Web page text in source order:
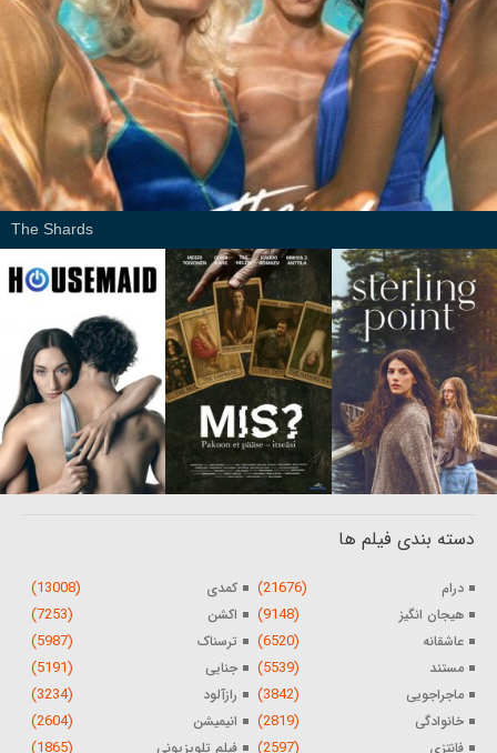
The Shards
دسته بندی فیلم ها
درام (21676) کمدی (13008)
هیجان انگیز (9148) اکشن (7253)
عاشقانه (6520) ترسناک (5987)
مستند (5539) جنایی (5191)
ماجراجویی (3842) رازآلود (3234)
خانوادگی (2819) انیمیشن (2604)
فانتزی (2597) فیلم تلویزیونی (1865)